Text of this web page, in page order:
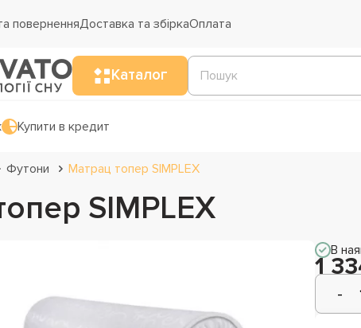
поверненняДоставка та збіркаОплата
Каталог
Купити в кредит
Футони Матрац топер SIMPLEX
SIMPLEX
В
1